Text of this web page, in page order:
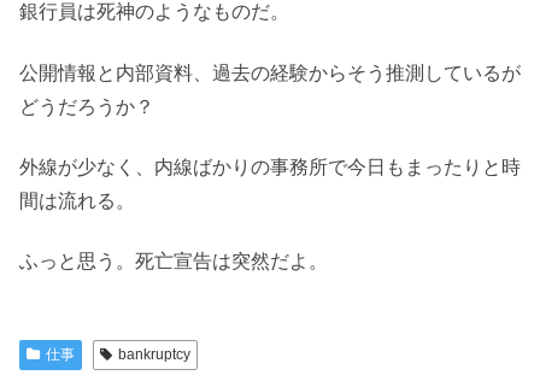
銀行員は死神のようなものだ。
公開情報と内部資料、過去の経験からそう推測しているが
どうだろうか？
外線が少なく、内線ばかりの事務所で今日もまったりと時
間は流れる。
ふっと思う。死亡宣告は突然だよ。
仕事 bankruptcy